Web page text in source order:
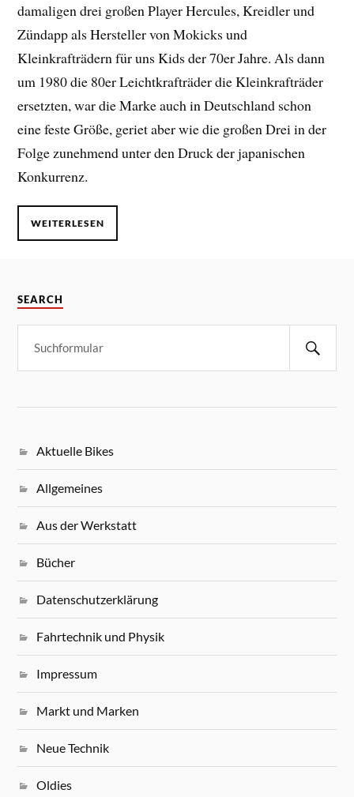
damaligen drei großen Player Hercules, Kreidler und
Zündapp als Hersteller von Mokicks und
Kleinkrafträdern für uns Kids der 70er Jahre. Als dann
um 1980 die 80er Leichtkrafträder die Kleinkrafträder
ersetzten, war die Marke auch in Deutschland schon
eine feste Größe, geriet aber wie die großen Drei in der
Folge zunehmend unter den Druck der japanischen
Konkurrenz.
WEITERLESEN
SEARCH
Aktuelle Bikes
Allgemeines
Aus der Werkstatt
Bücher
Datenschutzerklärung
Fahrtechnik und Physik
Impressum
Markt und Marken
Neue Technik
Oldies